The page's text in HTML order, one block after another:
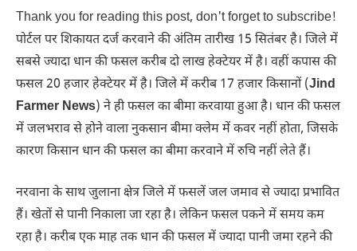
Thank you for reading this post, don't forget to subscribe!
पोर्टल पर शिकायत दर्ज करवाने की अंतिम तारीख 15 सितंबर है। जिले में
सबसे ज्यादा धान की फसल करीब दो लाख हेक्टेयर में है। वहीं कपास की
फसल 20 हजार हेक्टेयर में है। जिले में करीब 17 हजार किसानों (Jind
Farmer News) ने ही फसल का बीमा करवाया हुआ है। धान की फसल
में जलभराव से होने वाला नुकसान बीमा क्लेम में कवर नहीं होता, जिसके
कारण किसान धान की फसल का बीमा करवाने में रुचि नहीं लेते हैं।
नरवाना के साथ जुलाना क्षेत्र जिले में फसलें जल जमाव से ज्यादा प्रभावित
हैं। खेतों से पानी निकाला जा रहा है। लेकिन फसल पकने में समय कम
रहा है। करीब एक माह तक धान की फसल में ज्यादा पानी जमा रहने की